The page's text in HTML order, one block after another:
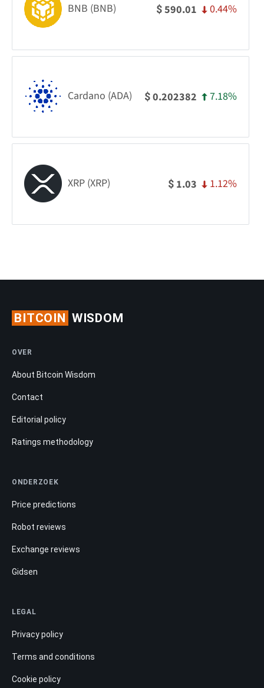
BNB (BNB) $590.01 0.44%
Cardano (ADA) $0.202382 7.18%
XRP (XRP) $ 1.03 1.12%
BITCOIN WISDOM
OVER
About Bitcoin Wisdom
Contact
Editorial policy
Ratings methodology
ONDERZOEK
Price predictions
Robot reviews
Exchange reviews
Gidsen
LEGAL
Privacy policy
Terms and conditions
Cookie policy